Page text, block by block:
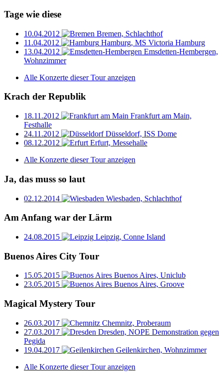
Tage wie diese
10.04.2012
Bremen, Schlachthof
11.04.2012
Hamburg, MS Victoria Hamburg
13.04.2012
Emsdetten-Hembergen,
Wohnzimmer
Alle Konzerte dieser Tour anzeigen
Krach der Republik
18.11.2012
Frankfurt am Main,
Festhalle
24.11.2012
Düsseldorf, ISS Dome
08.12.2012
Erfurt, Messehalle
Alle Konzerte dieser Tour anzeigen
Ja, das muss so laut
02.12.2014 Wiesbaden, Schlachthof
Am Anfang war der Lärm
24.08.2015 Leipzig, Conne Island
Buenos Aires City Tour
15.05.2015
Buenos Aires, Uniclub
23.05.2015
Buenos Aires, Groove
Magical Mystery Tour
26.03.2017
Chemnitz, Proberaum
27.03.2017
Dresden, NOPE Demonstration gegen
Pegida
19.04.2017
Geilenkirchen, Wohnzimmer
Alle Konzerte dieser Tour anzeigen